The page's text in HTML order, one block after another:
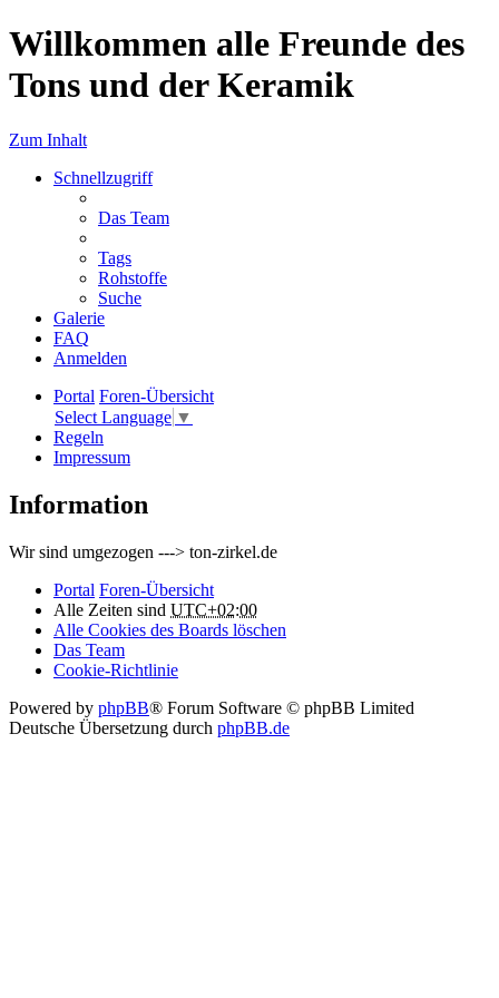
Willkommen alle Freunde des
Tons und der Keramik
Zum Inhalt
Schnellzugriff
Das Team
Tags
Rohstoffe
Suche
Galerie
FAQ
Anmelden
Portal Foren-Übersicht
Select Language ▼
Regeln
Impressum
Information
Wir sind umgezogen ---> ton-zirkel.de
Portal Foren-Übersicht
Alle Zeiten sind UTC+02:00
Alle Cookies des Boards löschen
Das Team
Cookie-Richtlinie
Powered by phpBB® Forum Software © phpBB Limited
Deutsche Übersetzung durch phpBB.de